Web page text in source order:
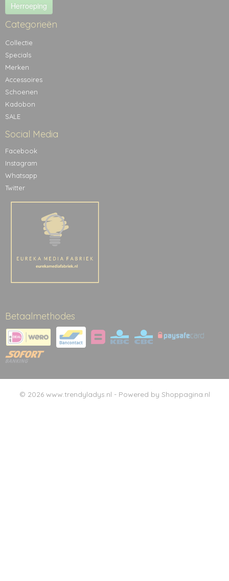
Herroeping
Categorieën
Collectie
Specials
Merken
Accessoires
Schoenen
Kadobon
SALE
Social Media
Facebook
Instagram
Whatsapp
Twitter
Betaalmethodes
© 2026 www.trendyladys.nl - Powered by Shoppagina.nl